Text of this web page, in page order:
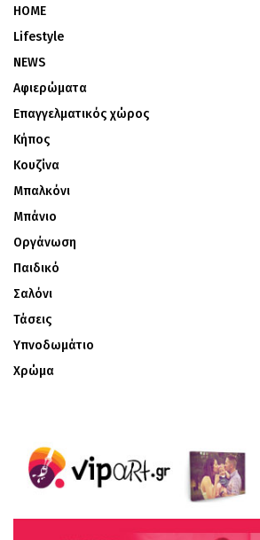
HOME
Lifestyle
NEWS
Αφιερώματα
Επαγγελματικός χώρος
Κήπος
Κουζίνα
Μπαλκόνι
Μπάνιο
Οργάνωση
Παιδικό
Σαλόνι
Τάσεις
Υπνοδωμάτιο
Χρώμα